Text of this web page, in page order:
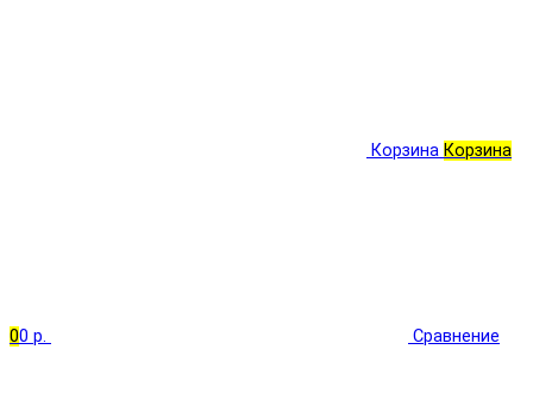
Корзина Корзина
00 р. Сравнение